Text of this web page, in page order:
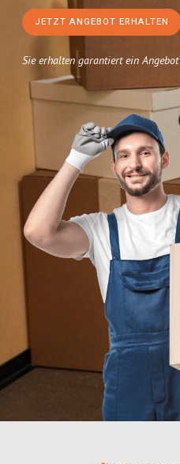
JETZT ANGEBOT ERHALTEN
Sie erhalten garantiert ein Angebot